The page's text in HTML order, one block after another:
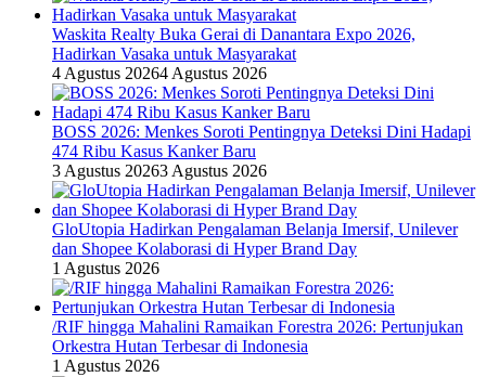
Waskita Realty Buka Gerai di Danantara Expo 2026,
Hadirkan Vasaka untuk Masyarakat
4 Agustus 20264 Agustus 2026
BOSS 2026: Menkes Soroti Pentingnya Deteksi Dini Hadapi
474 Ribu Kasus Kanker Baru
3 Agustus 20263 Agustus 2026
GloUtopia Hadirkan Pengalaman Belanja Imersif, Unilever
dan Shopee Kolaborasi di Hyper Brand Day
1 Agustus 2026
/RIF hingga Mahalini Ramaikan Forestra 2026: Pertunjukan
Orkestra Hutan Terbesar di Indonesia
1 Agustus 2026